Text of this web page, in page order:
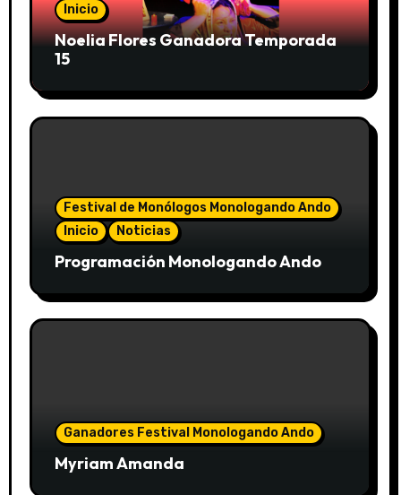
Inicio
Noelia Flores Ganadora Temporada
15
Festival de Monólogos Monologando Ando
Inicio
Noticias
Programación Monologando Ando
Ganadores Festival Monologando Ando
Myriam Amanda